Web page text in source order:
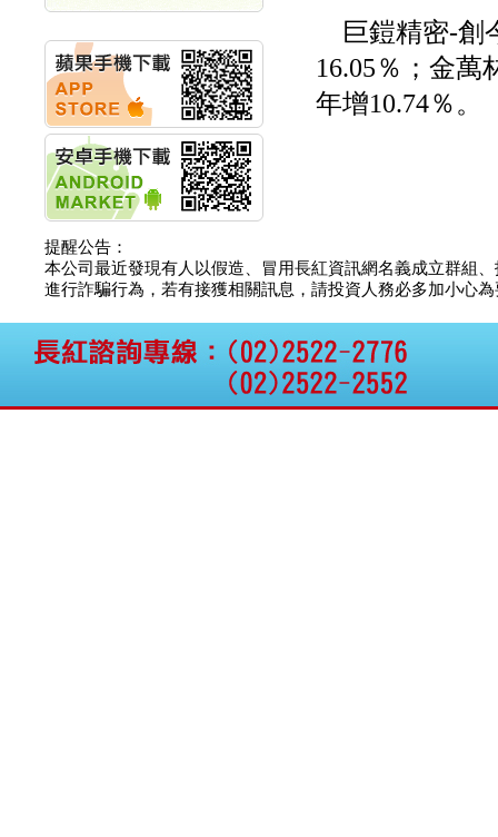
聯博投信:聯博00404A
華旭先進:代重要子公司
碩通散熱股份有限公司
公告董事會通過發言人
及代理發
華旭先進:代重要子公司
碩通散熱股份有限公司
公告董事會決議發行員
工認股權
華旭先進:代重要子公司
碩通散熱股份有限公司
公告董事會追認113年
向關係
碩通散熱股份有限公司
公告向關係人取得使用
權資產
仁新醫藥:代重要子公司
BeliteBio,Inc公告受邀參
巨鎧精密-創
16.05％；金萬
年增10.74％。
提醒公告：
本公司最近發現有人以假造、冒用長紅資訊網名義成立群組
進行詐騙行為，若有接獲相關訊息，請投資人務必多加小心